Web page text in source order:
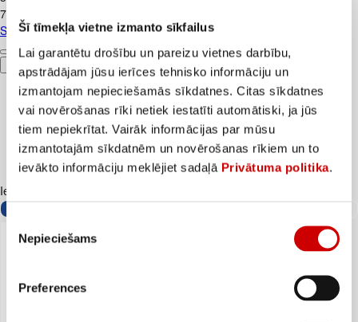
Šī tīmekļa vietne izmanto sīkfailus
Lai garantētu drošību un pareizu vietnes darbību,
apstrādājam jūsu ierīces tehnisko informāciju un
izmantojam nepieciešamās sīkdatnes. Citas sīkdatnes
vai novērošanas rīki netiek iestatīti automātiski, ja jūs
tiem nepiekrītat. Vairāk informācijas par mūsu
izmantotajām sīkdatnēm un novērošanas rīkiem un to
ievākto informāciju meklējiet sadaļā Privātuma politika.
izvēle
Nepieciešams
Preferences
7,98€/kg
Siers Gouda FARM MILK 45% šķēlēs 500g
Pievienot
Iesakām ar